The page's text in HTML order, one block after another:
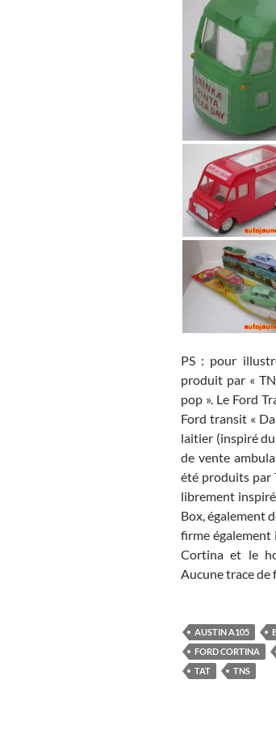
PS : pour
produit par «
pop ». Le Ford
Ford transit «
laitier (inspiré
de vente
été produits par
librement
Box, également
firme également
Cortina et le
Aucune trace de
AUSTIN A105
FORD CORTINA
TAT
TNS